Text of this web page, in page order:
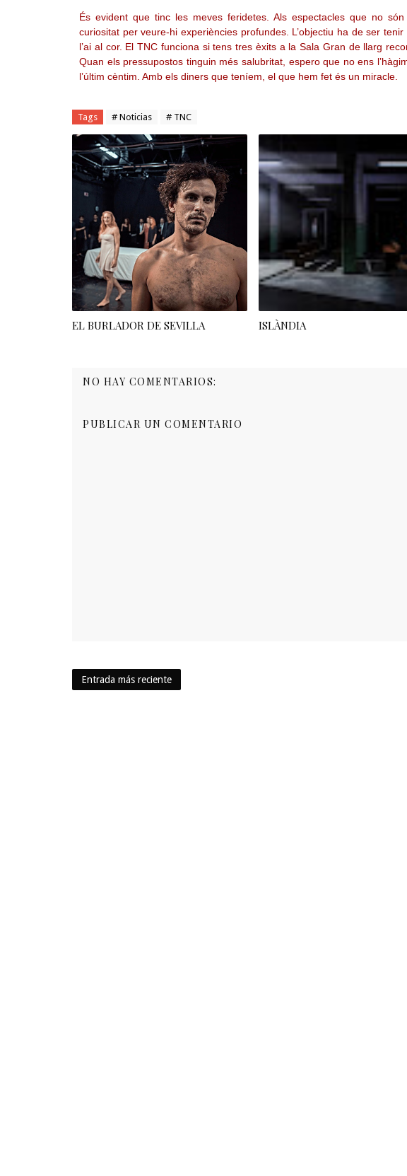
És evident que tinc les meves feridetes. Als espectacles que no
curiositat per veure-hi experiències profundes. L’objectiu ha de ser
l’ai al cor. El TNC funciona si tens tres èxits a la Sala Gran de llarg
Quan els pressupostos tinguin més salubritat, espero que no ens
l’últim cèntim. Amb els diners que teníem, el que hem fet és un miracle.
Tags # Noticias # TNC
EL BURLADOR DE SEVILLA ISLÀNDIA
NO HAY COMENTARIOS:
PUBLICAR UN COMENTARIO
Entrada más reciente